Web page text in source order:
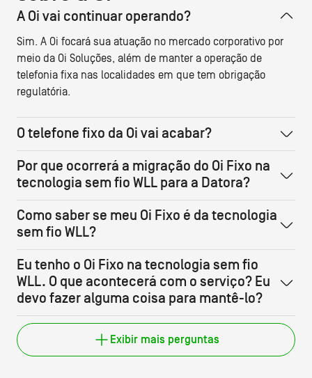
A Oi vai continuar operando?
Sim. A Oi focará sua atuação no mercado corporativo por
meio da Oi Soluções, além de manter a operação de
telefonia fixa nas localidades em que tem obrigação
regulatória.
O telefone fixo da Oi vai acabar?
Por que ocorrerá a migração do Oi Fixo na
tecnologia sem fio WLL para a Datora?
Como saber se meu Oi Fixo é da tecnologia
sem fio WLL?
Eu tenho o Oi Fixo na tecnologia sem fio
WLL. O que acontecerá com o serviço? Eu
devo fazer alguma coisa para mantê-lo?
Exibir mais perguntas